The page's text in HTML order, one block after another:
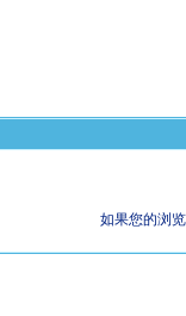
如果您的浏